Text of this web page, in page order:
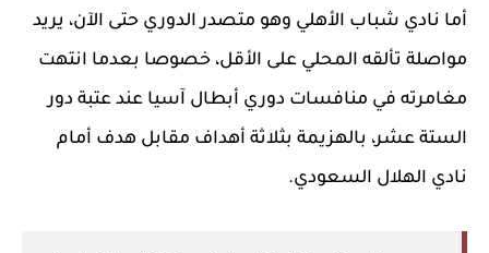
أما نادي شباب الأهلي وهو متصدر الدوري حتى الآن، يريد
مواصلة تألقه المحلي على الأقل، خصوصا بعدما انتهت
مغامرته في منافسات دوري أبطال آسيا عند عتبة دور
الستة عشر، بالهزيمة بثلاثة أهداف مقابل هدف أمام
نادي الهلال السعودي.